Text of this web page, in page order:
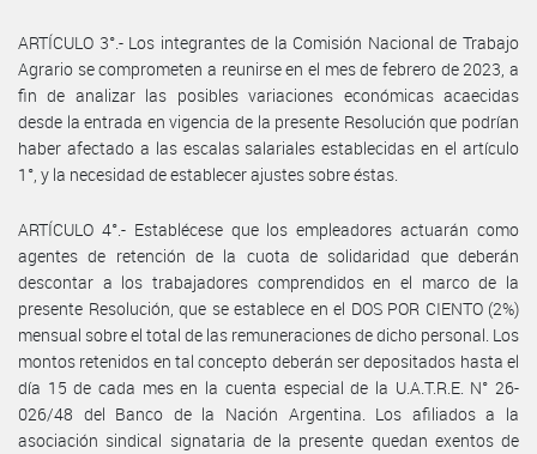
ARTÍCULO 3°.- Los integrantes de la Comisión Nacional de Trabajo
Agrario se comprometen a reunirse en el mes de febrero de 2023, a
fin de analizar las posibles variaciones económicas acaecidas
desde la entrada en vigencia de la presente Resolución que podrían
haber afectado a las escalas salariales establecidas en el artículo
1°, y la necesidad de establecer ajustes sobre éstas.
ARTÍCULO 4°.- Establécese que los empleadores actuarán como
agentes de retención de la cuota de solidaridad que deberán
descontar a los trabajadores comprendidos en el marco de la
presente Resolución, que se establece en el DOS POR CIENTO (2%)
mensual sobre el total de las remuneraciones de dicho personal. Los
montos retenidos en tal concepto deberán ser depositados hasta el
día 15 de cada mes en la cuenta especial de la U.A.T.R.E. N° 26-
026/48 del Banco de la Nación Argentina. Los afiliados a la
asociación sindical signataria de la presente quedan exentos de